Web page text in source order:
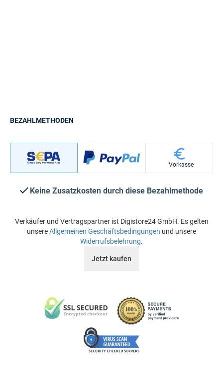
BEZAHLMETHODEN
Vorkasse
Keine Zusatzkosten durch diese Bezahlmethode
Verkäufer und Vertragspartner ist Digistore24 GmbH. Es gelten
unsereAllgemeinen Geschäftsbedingungen und unsere
Widerrufsbelehrung.
Jetzt kaufen